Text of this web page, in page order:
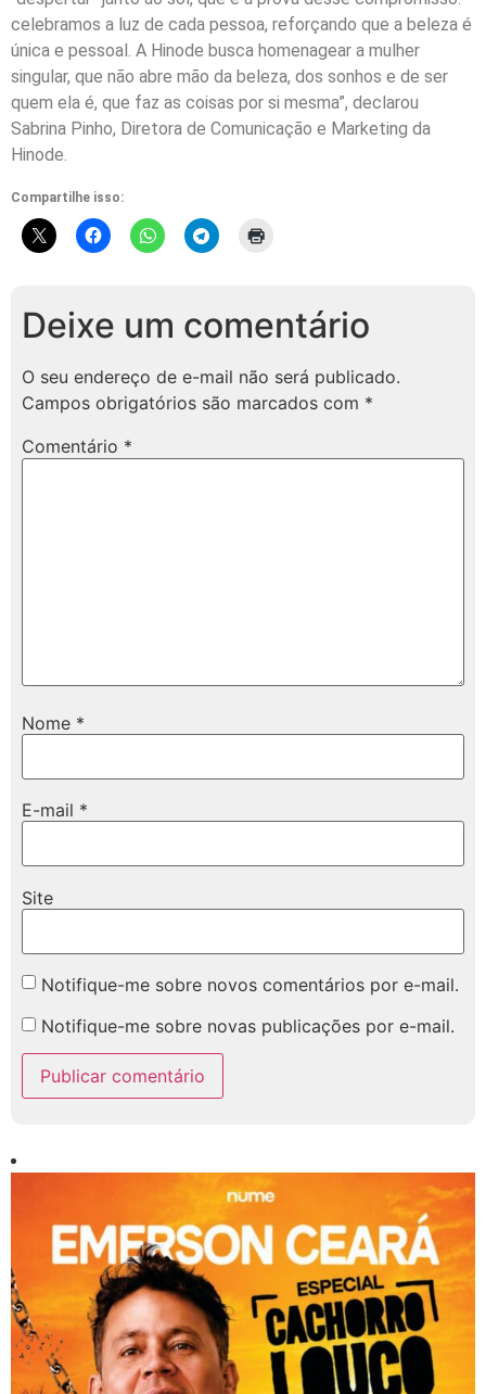
celebramos a luz de cada pessoa, reforçando que a beleza é
única e pessoal. A Hinode busca homenagear a mulher
singular, que não abre mão da beleza, dos sonhos e de ser
quem ela é, que faz as coisas por si mesma”, declarou
Sabrina Pinho, Diretora de Comunicação e Marketing da
Hinode.
Compartilhe isso:
Deixe um comentário
O seu endereço de e-mail não será publicado.
Campos obrigatórios são marcados com *
Comentário *
Nome *
E-mail *
Site
Notifique-me sobre novos comentários por e-mail.
Notifique-me sobre novas publicações por e-mail.